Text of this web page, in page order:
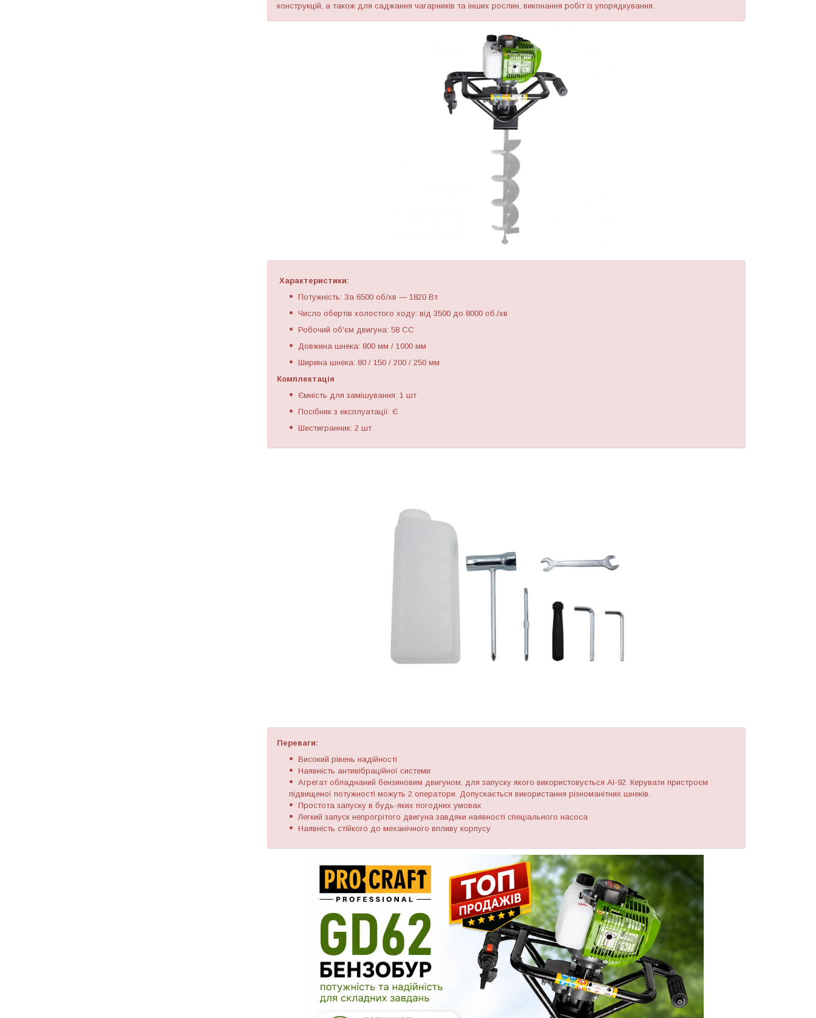
конструкцій, а також для саджання чагарників та інших рослин, виконання робіт із упорядкування.
Характеристики:
Потужність: За 6500 об/хв — 1820 Вт
Число обертів холостого ходу: від 3500 до 8000 об./хв
Робочий об'єм двигуна: 58 СС
Довжина шнека: 800 мм / 1000 мм
Ширина шнека: 80 / 150 / 200 / 250 мм
Комплектація
Ємність для замішування: 1 шт
Посібник з експлуатації: Є
Шестигранник: 2 шт
Переваги:
Високий рівень надійності
Наявність антивібраційної системи
Агрегат обладнаний бензиновим двигуном, для запуску якого використовується АІ-92. Керувати пристроєм
підвищеної потужності можуть 2 оператори. Допускається використання різноманітних шнеків.
Простота запуску в будь-яких погодних умовах
Легкий запуск непрогрітого двигуна завдяки наявності спеціального насоса
Наявність стійкого до механічного впливу корпусу